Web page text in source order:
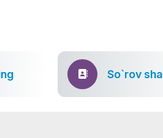
So`rov